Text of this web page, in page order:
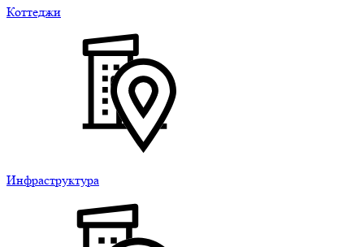
Коттеджи
Инфраструктура